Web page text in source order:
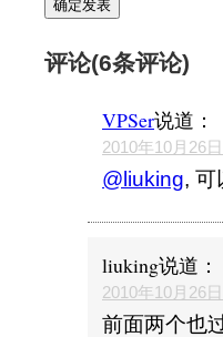
评论(6条评论)
VPSer说道：
2010年10月26
@liuking, 可
liuking说道：
2010年10月26日
前面两个也